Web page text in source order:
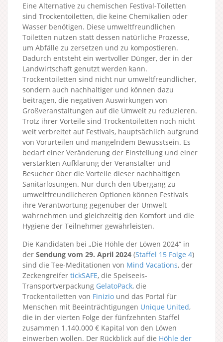
Eine Alternative zu chemischen Festival-Toiletten
sind Trockentoiletten, die keine Chemikalien oder
Wasser benötigen. Diese umweltfreundlichen
Toiletten nutzen statt dessen natürliche Prozesse,
um Abfälle zu zersetzen und zu kompostieren.
Dadurch entsteht ein wertvoller Dünger, der in der
Landwirtschaft genutzt werden kann.
Trockentoiletten sind nicht nur umweltfreundlicher,
sondern auch nachhaltiger und können dazu
beitragen, die negativen Auswirkungen von
Großveranstaltungen auf die Umwelt zu reduzieren.
Trotz ihrer Vorteile sind Trockentoiletten noch nicht
weit verbreitet auf Festivals, hauptsächlich aufgrund
von Vorurteilen und mangelndem Bewusstsein. Es
bedarf einer Veränderung der Einstellung und einer
verstärkten Aufklärung der Veranstalter und
Besucher über die Vorteile dieser nachhaltigen
Sanitärlösungen. Nur durch den Übergang zu
umweltfreundlicheren Optionen können Festivals
ihre Verantwortung gegenüber der Umwelt
wahrnehmen und gleichzeitig den Komfort und die
Hygiene der Teilnehmer gewährleisten.
Die Kandidaten bei „Die Höhle der Löwen 2024“ in
der Sendung vom 29. April 2024 (Staffel 15 Folge 4)
sind die Tee-Meditationen von Mind Vacations, der
Zeckengreifer tickSAFE, die Speiseeis-
Transportverpackung GelatoPack, die
Trockentoiletten von Finizio und das Portal für
Menschen mit Beeinträchtigungen Unique United,
die in der vierten Folge der fünfzehnten Staffel
zusammen 1.140.000 € Kapital von den Löwen
einwerben wollen. Der Rückblick auf die Höhle der